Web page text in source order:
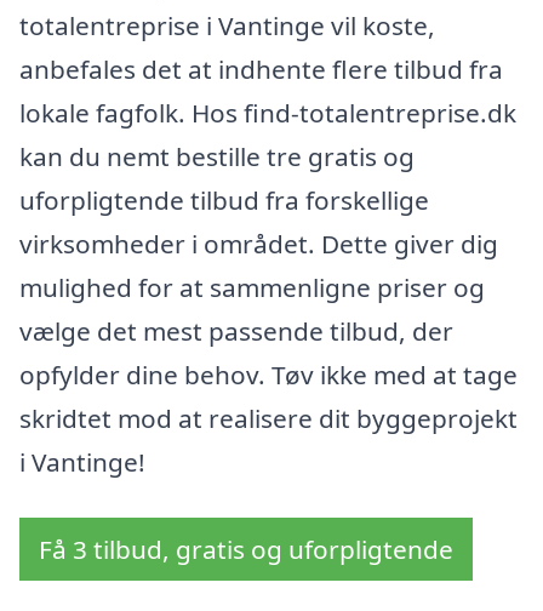
totalentreprise i Vantinge vil koste,
anbefales det at indhente flere tilbud fra
lokale fagfolk. Hos find-totalentreprise.dk
kan du nemt bestille tre gratis og
uforpligtende tilbud fra forskellige
virksomheder i området. Dette giver dig
mulighed for at sammenligne priser og
vælge det mest passende tilbud, der
opfylder dine behov. Tøv ikke med at tage
skridtet mod at realisere dit byggeprojekt
i Vantinge!
Få 3 tilbud, gratis og uforpligtende